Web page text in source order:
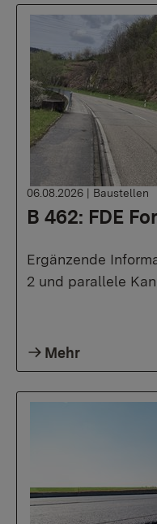
B 462: FDE
06.08.2026 | Baustellen
Ergänzende
2 und parallele
Mehr